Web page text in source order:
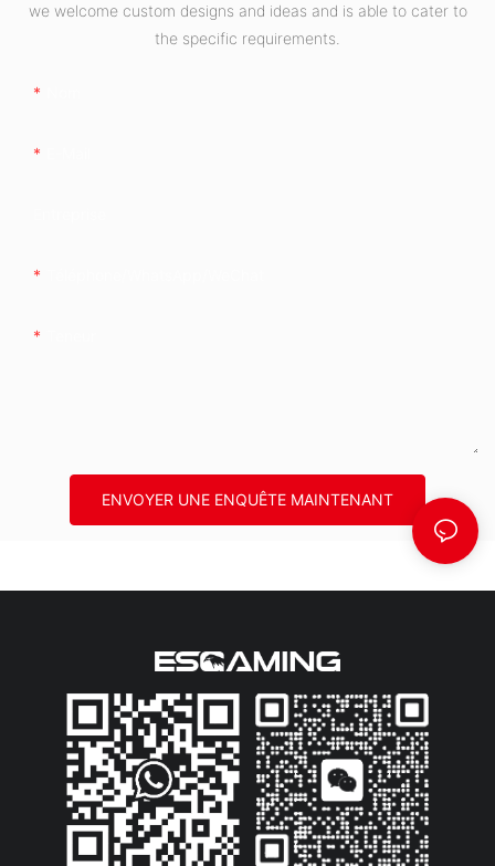
we welcome custom designs and ideas and is able to cater to
the specific requirements.
ENVOYER UNE ENQUÊTE MAINTENANT